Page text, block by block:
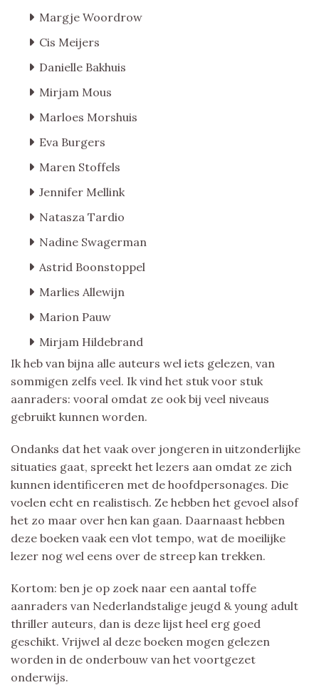
Margje Woordrow
Cis Meijers
Danielle Bakhuis
Mirjam Mous
Marloes Morshuis
Eva Burgers
Maren Stoffels
Jennifer Mellink
Natasza Tardio
Nadine Swagerman
Astrid Boonstoppel
Marlies Allewijn
Marion Pauw
Mirjam Hildebrand
Ik heb van bijna alle auteurs wel iets gelezen, van
sommigen zelfs veel. Ik vind het stuk voor stuk
aanraders: vooral omdat ze ook bij veel niveaus
gebruikt kunnen worden.
Ondanks dat het vaak over jongeren in uitzonderlijke
situaties gaat, spreekt het lezers aan omdat ze zich
kunnen identificeren met de hoofdpersonages. Die
voelen echt en realistisch. Ze hebben het gevoel alsof
het zo maar over hen kan gaan. Daarnaast hebben
deze boeken vaak een vlot tempo, wat de moeilijke
lezer nog wel eens over de streep kan trekken.
Kortom: ben je op zoek naar een aantal toffe
aanraders van Nederlandstalige jeugd & young adult
thriller auteurs, dan is deze lijst heel erg goed
geschikt. Vrijwel al deze boeken mogen gelezen
worden in de onderbouw van het voortgezet
onderwijs.